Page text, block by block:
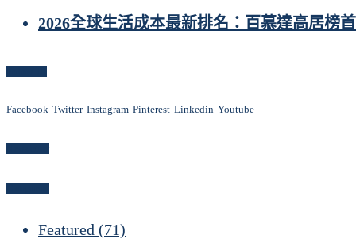
2026全球生活成本最新排名：百慕達高居榜
Facebook Twitter Instagram Pinterest Linkedin Youtube
Featured (71)